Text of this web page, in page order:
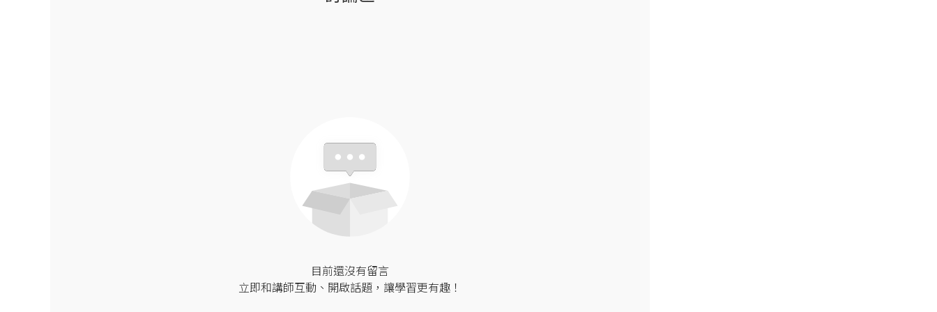
目前還沒有留言
立即和講師互動、開啟話題，讓學習更有趣！